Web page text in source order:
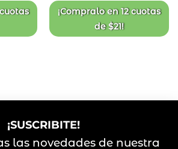
deseos
cuotas
deseos
¡Compralo en12 cuotas
de$21!
¡SUSCRIBITE!
las novedades de nuestra